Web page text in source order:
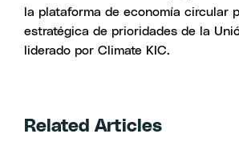
la plataforma de economía circular
estratégica de prioridades de la
liderado por Climate KIC.
Related Articles